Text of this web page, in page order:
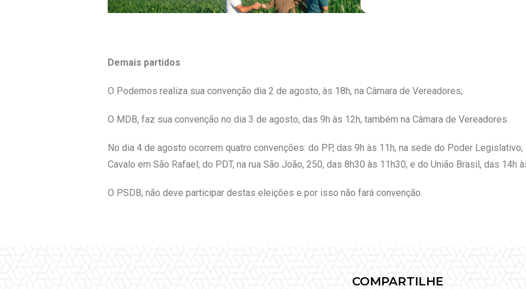
Demais partidos
O Podemos realiza sua convenção dia 2 de agosto, às 18h, na Câmara de Vereadores;
O MDB, faz sua convenção no dia 3 de agosto, das 9h às 12h, também na Câmara de Vereadores.
No dia 4 de agosto ocorrem quatro convenções: do PP, das 9h às 11h, na sede do Poder Legislativo;
Cavalo em São Rafael; do PDT, na rua São João, 250, das 8h30 às 11h30; e do União Brasil, das 14h
O PSDB, não deve participar destas eleições e por isso não fará convenção.
COMPARTILHE